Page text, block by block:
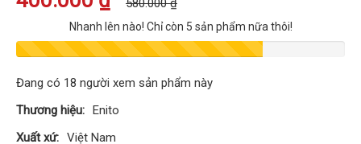
580.000 ₫
Nhanh lên nào! Chỉ còn 5 sản phẩm nữa thôi!
Đang có 18 người xem sản phẩm này
Thương hiệu: Enito
Xuất xứ: Việt Nam